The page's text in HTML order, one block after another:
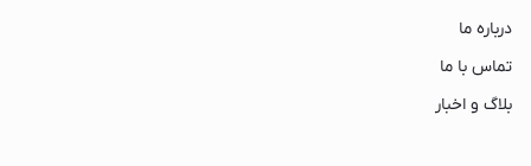
درباره ما
تماس با ما
بلاگ و اخبار